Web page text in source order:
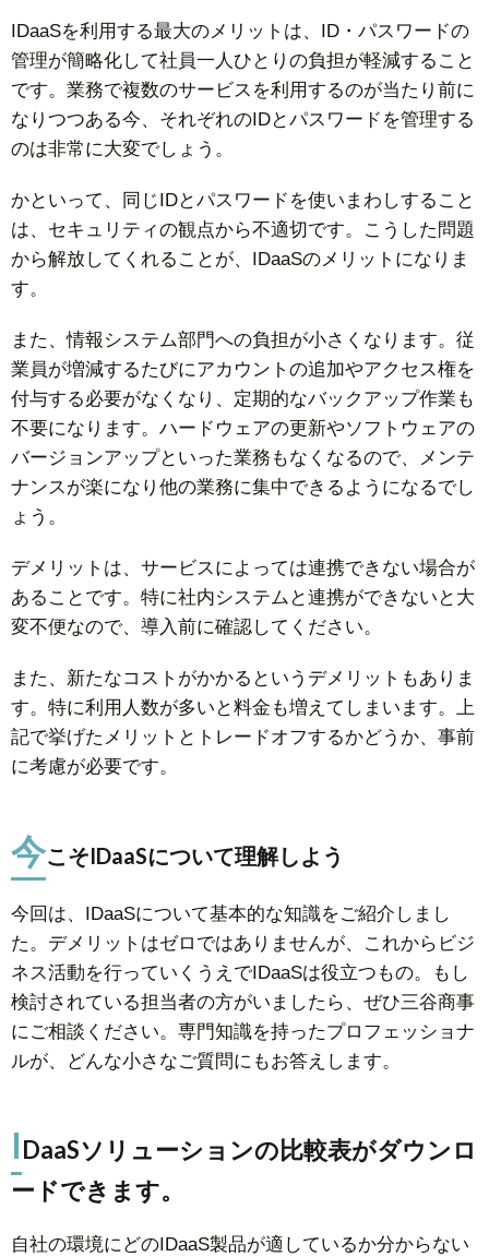
IDaaSを利用する最大のメリットは、ID・パスワードの
管理が簡略化して社員一人ひとりの負担が軽減すること
です。業務で複数のサービスを利用するのが当たり前に
なりつつある今、それぞれのIDとパスワードを管理する
のは非常に大変でしょう。
かといって、同じIDとパスワードを使いまわしすること
は、セキュリティの観点から不適切です。こうした問題
から解放してくれることが、IDaaSのメリットになりま
す。
また、情報システム部門への負担が小さくなります。従
業員が増減するたびにアカウントの追加やアクセス権を
付与する必要がなくなり、定期的なバックアップ作業も
不要になります。ハードウェアの更新やソフトウェアの
バージョンアップといった業務もなくなるので、メンテ
ナンスが楽になり他の業務に集中できるようになるでし
ょう。
デメリットは、サービスによっては連携できない場合が
あることです。特に社内システムと連携ができないと大
変不便なので、導入前に確認してください。
また、新たなコストがかかるというデメリットもありま
す。特に利用人数が多いと料金も増えてしまいます。上
記で挙げたメリットとトレードオフするかどうか、事前
に考慮が必要です。
今こそIDaaSについて理解しよう
今回は、IDaaSについて基本的な知識をご紹介しまし
た。デメリットはゼロではありませんが、これからビジ
ネス活動を行っていくうえでIDaaSは役立つもの。もし
検討されている担当者の方がいましたら、ぜひ三谷商事
にご相談ください。専門知識を持ったプロフェッショナ
ルが、どんな小さなご質問にもお答えします。
IDaaSソリューションの比較表がダウンロ
ードできます。
自社の環境にどのIDaaS製品が適しているか分からない